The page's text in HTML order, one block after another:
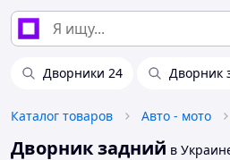
Дворники 24 Дворник
Каталог товаров Авто - мото
Дворник задний в